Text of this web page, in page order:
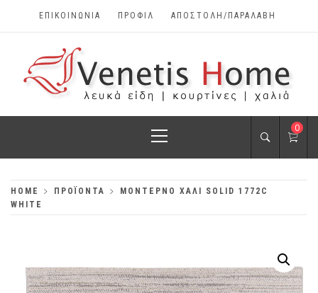
ΕΠΙΚΟΙΝΩΝΊΑ ΠΡΟΦΊΛ ΑΠΟΣΤΟΛΗ/ΠΑΡΑΛΑΒΗ
VENETIS HOME
ΧΑΛΙΆ, ΛΕΥΚΆ
Menu
0
HOME ΠΡΟΪΌΝΤΑ
ΜΟΝΤΈΡΝΟ ΧΑΛΊ SOLID 1772C
WHITE